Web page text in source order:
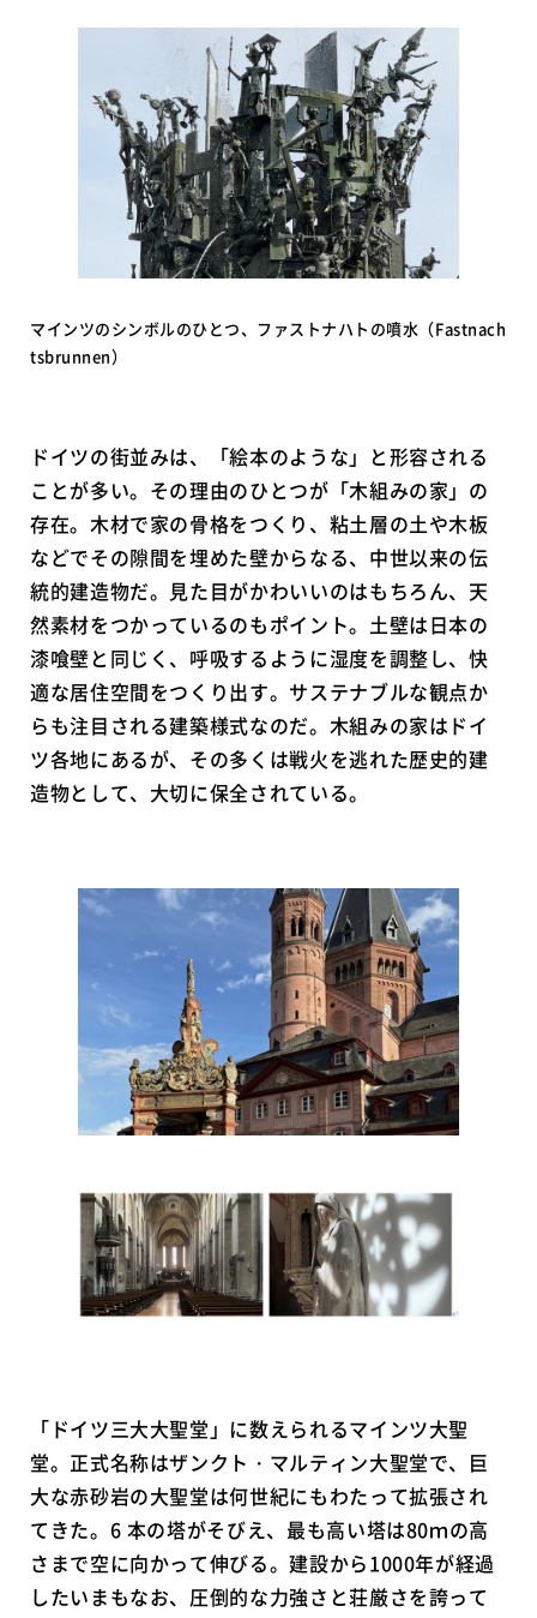
マインツのシンボルのひとつ、ファストナハトの噴水（Fastnach
tsbrunnen）
ドイツの街並みは、「絵本のような」と形容される
ことが多い。その理由のひとつが「木組みの家」の
存在。木材で家の骨格をつくり、粘土層の土や木板
などでその隙間を埋めた壁からなる、中世以来の伝
統的建造物だ。見た目がかわいいのはもちろん、天
然素材をつかっているのもポイント。土壁は日本の
漆喰壁と同じく、呼吸するように湿度を調整し、快
適な居住空間をつくり出す。サステナブルな観点か
らも注目される建築様式なのだ。木組みの家はドイ
ツ各地にあるが、その多くは戦火を逃れた歴史的建
造物として、大切に保全されている。
「ドイツ三大大聖堂」に数えられるマインツ大聖
堂。正式名称はザンクト・マルティン大聖堂で、巨
大な赤砂岩の大聖堂は何世紀にもわたって拡張され
てきた。6 本の塔がそびえ、最も高い塔は80ｍの高
さまで空に向かって伸びる。建設から1000年が経過
したいまもなお、圧倒的な力強さと荘厳さを誇って